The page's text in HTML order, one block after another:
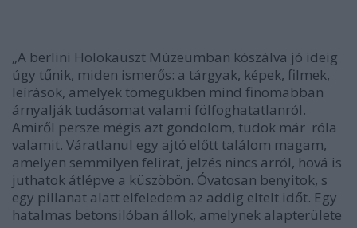
„A berlini Holokauszt Múzeumban kószálva jó ideig
úgy tűnik, miden ismerős: a tárgyak, képek, filmek,
leírások, amelyek tömegükben mind finomabban
árnyalják tudásomat valami fölfoghatatlanról.
Amiről persze mégis azt gondolom, tudok már róla
valamit. Váratlanul egy ajtó előtt találom magam,
amelyen semmilyen felirat, jelzés nincs arról, hová is
juthatok átlépve a küszöbön. Óvatosan benyitok, s
egy pillanat alatt elfeledem az addig eltelt időt. Egy
hatalmas betonsilóban állok, amelynek alapterülete